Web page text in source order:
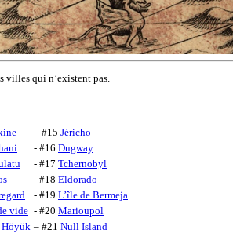
villes qui n’existent pas.
– #15 Jéricho
- #16 Dugway
- #17 Tchernobyl
- #18 Eldorado
- #19 L’île de Bermeja
vide - #20 Marioupol
– #21 Null Island